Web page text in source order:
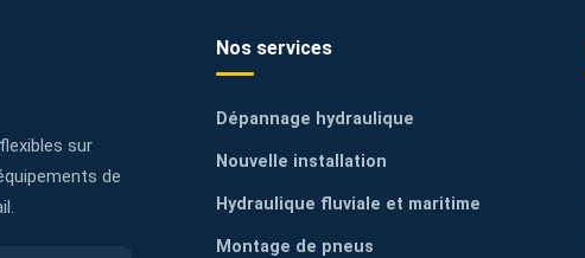
sur
de
Nos services
Dépannage hydraulique
Nouvelle installation
Hydraulique fluviale et maritime
Montage de pneus